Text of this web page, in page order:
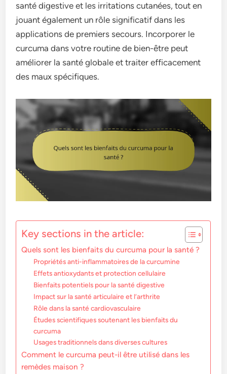
santé digestive et les irritations cutanées, tout en
jouant également un rôle significatif dans les
applications de premiers secours. Incorporer le
curcuma dans votre routine de bien-être peut
améliorer la santé globale et traiter efficacement
des maux spécifiques.
Key sections in the article:
Quels sont les bienfaits du curcuma pour la santé ?
Propriétés anti-inflammatoires de la curcumine
Effets antioxydants et protection cellulaire
Bienfaits potentiels pour la santé digestive
Impact sur la santé articulaire et l’arthrite
Rôle dans la santé cardiovasculaire
Études scientifiques soutenant les bienfaits du
curcuma
Usages traditionnels dans diverses cultures
Comment le curcuma peut-il être utilisé dans les
remèdes maison ?